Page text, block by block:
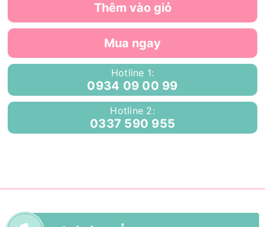
Thêm vào giỏ
Mua ngay
Hotline 1:
0934 09 00 99
Hotline 2:
0337 590 955